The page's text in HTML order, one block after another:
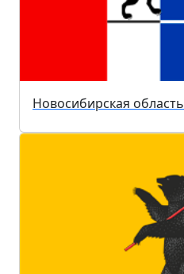
Новосибирская область